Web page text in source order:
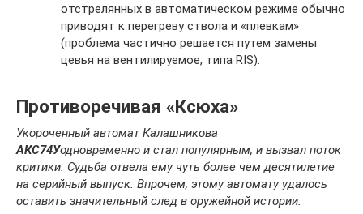
отстрелянных в автоматическом режиме обычно
приводят к перегреву ствола и «плевкам»
(проблема частично решается путем замены
цевья на вентилируемое, типа RIS).
Противоречивая «Ксюха»
Укороченный автомат Калашникова
АКС74Уодновременно и стал популярным, и вызвал поток
критики. Судьба отвела ему чуть более чем десятилетие
на серийный выпуск. Впрочем, этому автомату удалось
оставить значительный след в оружейной истории.